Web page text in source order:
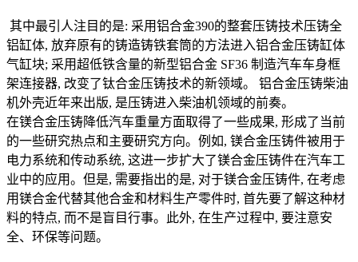
其中最引人注目的是: 采用铝合金390的整套压铸技术压铸全
铝缸体, 放弃原有的铸造铸铁套筒的方法进入铝合金压铸缸体
气缸块; 采用超低铁含量的新型铝合金 SF36 制造汽车车身框
架连接器, 改变了钛合金压铸技术的新领域。 铝合金压铸柴油
机外壳近年来出版, 是压铸进入柴油机领域的前奏。
在镁合金压铸降低汽车重量方面取得了一些成果, 形成了当前
的一些研究热点和主要研究方向。例如, 镁合金压铸件被用于
电力系统和传动系统, 这进一步扩大了镁合金压铸件在汽车工
业中的应用。但是, 需要指出的是, 对于镁合金压铸件, 在考虑
用镁合金代替其他合金和材料生产零件时, 首先要了解这种材
料的特点, 而不是盲目行事。此外, 在生产过程中, 要注意安
全、环保等问题。